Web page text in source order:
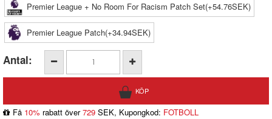
Premier League + No Room For Racism Patch Set(+54.76SEK)
Premier League Patch(+34.94SEK)
Antal:
Få 10% rabatt över729 SEK, Kupongkod: FOTBOLL